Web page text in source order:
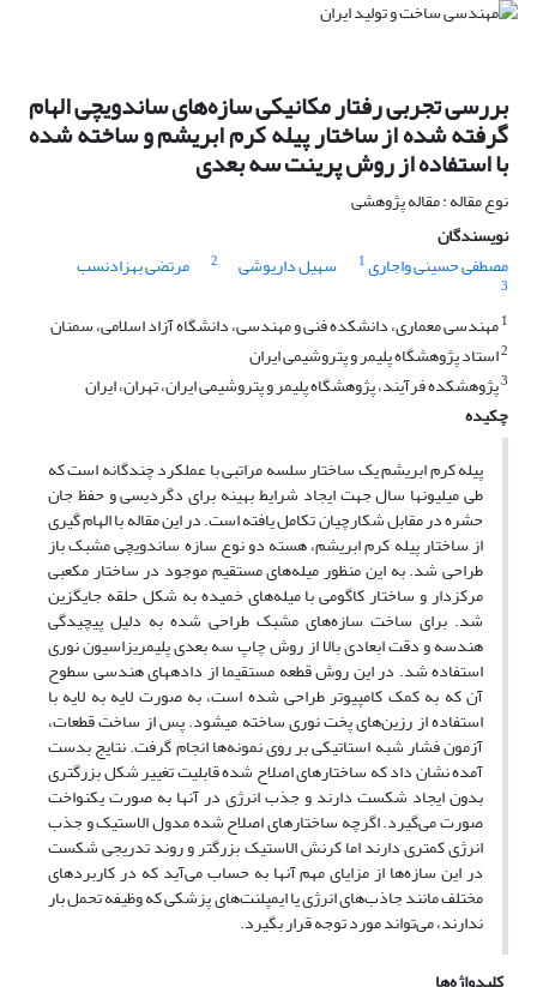
بررسی تجربی رفتار مکانیکی سازه‌های ساندویچی الهام
گرفته شده از ساختار پیله کرم ابریشم و ساخته شده
با استفاده از روش پرینت سه بعدی
نوع مقاله : مقاله پژوهشی
نویسندگان
مصطفی حسینی واجاری1 سهیل داریوشی 2 مرتضی بهزادنسب
3
1مهندسی معماری، دانشکده فنی و مهندسی، دانشگاه آزاد اسلامی، سمنان
2استاد پژوهشگاه پلیمر و پتروشیمی ایران
3پژوهشکده فرآیند، پژوهشگاه پلیمر و پتروشیمی ایران، تهران، ایران
چکیده
پیله کرم ابریشم یک ساختار سلسه مراتبی با عملکرد چندگانه است که
طی میلیونها سال جهت ایجاد شرایط بهینه برای دگردیسی و حفظ جان
حشره در مقابل شکارچیان تکامل یافته است. در این مقاله با الهام گیری
از ساختار پیله کرم ابریشم، هسته دو نوع سازه ساندویچی مشبک باز
طراحی شد. به این منظور میله‌های مستقیم موجود در ساختار مکعبی
مرکزدار و ساختار کاگومی با میله‌های خمیده به شکل حلقه جایگزین
شد. برای ساخت سازه‌های مشبک طراحی شده به دلیل پیچیدگی
هندسه و دقت ابعادی بالا از روش چاپ سه بعدی پلیمریزاسیون نوری
استفاده شد. در این روش قطعه مستقیما از دادههای هندسی سطوح
آن که به کمک کامپیوتر طراحی شده است، به صورت لایه به لایه با
استفاده از رزین‌های پخت نوری ساخته میشود. پس از ساخت قطعات،
آزمون فشار شبه استاتیکی بر روی نمونه‌ها انجام گرفت. نتایج بدست
آمده نشان داد که ساختارهای اصلاح شده قابلیت تغییر شکل بزرگتری
بدون ایجاد شکست دارند و جذب انرژی در آنها به صورت یکنواخت
صورت می‌گیرد. اگرچه ساختارهای اصلاح شده مدول الاستیک و جذب
انرژی کمتری دارند اما کرنش الاستیک بزرگتر و روند تدریجی شکست
در این سازه‌ها از مزایای مهم آنها به حساب می‌آید که در کاربردهای
مختلف مانند جاذب‌های انرژی یا ایمپلنت‌های پزشکی که وظیفه تحمل بار
ندارند، می‌تواند مورد توجه قرار بگیرد.